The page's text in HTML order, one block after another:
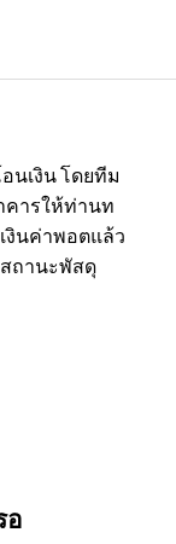
นเงิน โดยทีม
ารให้ท่านท
งินค่าพอตแล้ว
สถานะพัสดุ
อ